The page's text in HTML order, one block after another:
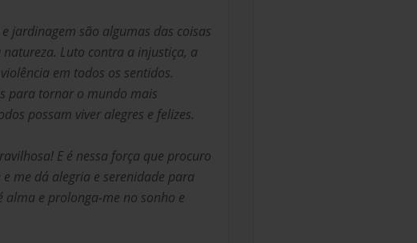
jardinagem são algumas das coisas
Luto contra a injustiça, a
em todos os sentidos.
para tornar o mundo mais
possam viver alegres e felizes.
E é nessa força que procuro
me dá alegria e serenidade para
alma e prolonga-me no sonho e